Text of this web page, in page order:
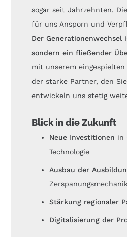
sogar seit Jahrzehnten.
für uns Ansporn und
Der Generationenwechsel
sondern ein fließender
mit unserem
der starke Partner, den
entwickeln uns stetig
Blick in die Zukunft
Neue Investitionen in
Technologie
Ausbau der
Stärkung regionaler
Digitalisierung der